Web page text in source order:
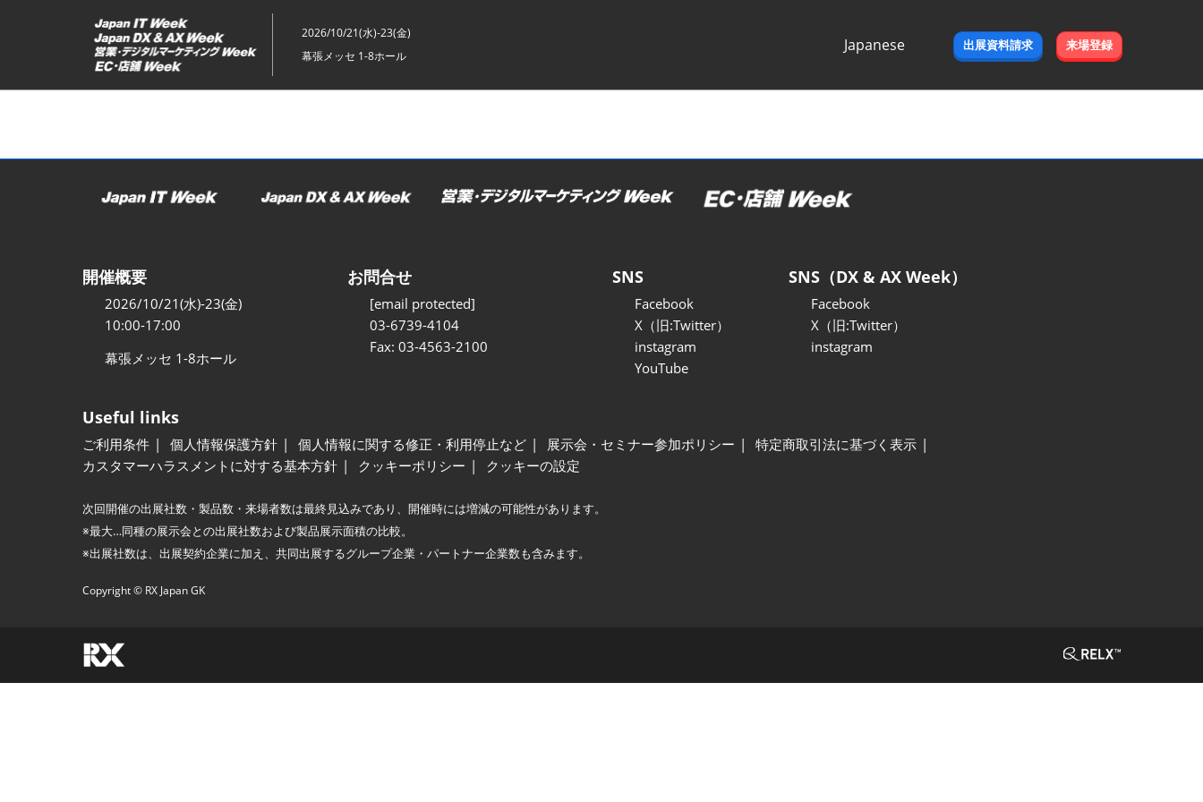
ッ
2026/10/21(水)-23(金)
幕張メッセ 1-8ホール
Japanese
出展資料請求 来場登録
開催概要
2026/10/21(水)-23(金)
10:00-17:00
幕張メッセ 1-8ホール
お問合せ
[email protected]
03-6739-4104
Fax: 03-4563-2100
SNS
Facebook
X（旧:Twitter）
instagram
YouTube
SNS（DX & AX Week）
Facebook
X（旧:Twitter）
instagram
Useful links
ご利用条件 個人情報保護方針 個人情報に関する修正・利用停止など 展示会・セミナー参加ポリシー
特定商取引法に基づく表示
カスタマーハラスメントに対する基本方針
クッキーポリシー クッキーの設定
次回開催の出展社数・製品数・来場者数は最終見込みであり、開催時には増減の可能性があります。
※最大…同種の展示会との出展社数および製品展示面積の比較。
※出展社数は、出展契約企業に加え、共同出展するグループ企業・パートナー企業数も含みます。
Copyright © RX Japan GK